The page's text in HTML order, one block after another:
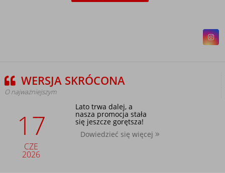
WERSJA SKRÓCONA
O najważniejszym
17
CZE
2026
Lato trwa dalej, a
nasza promocja stała
się jeszcze gorętsza!
Dowiedzieć się więcej